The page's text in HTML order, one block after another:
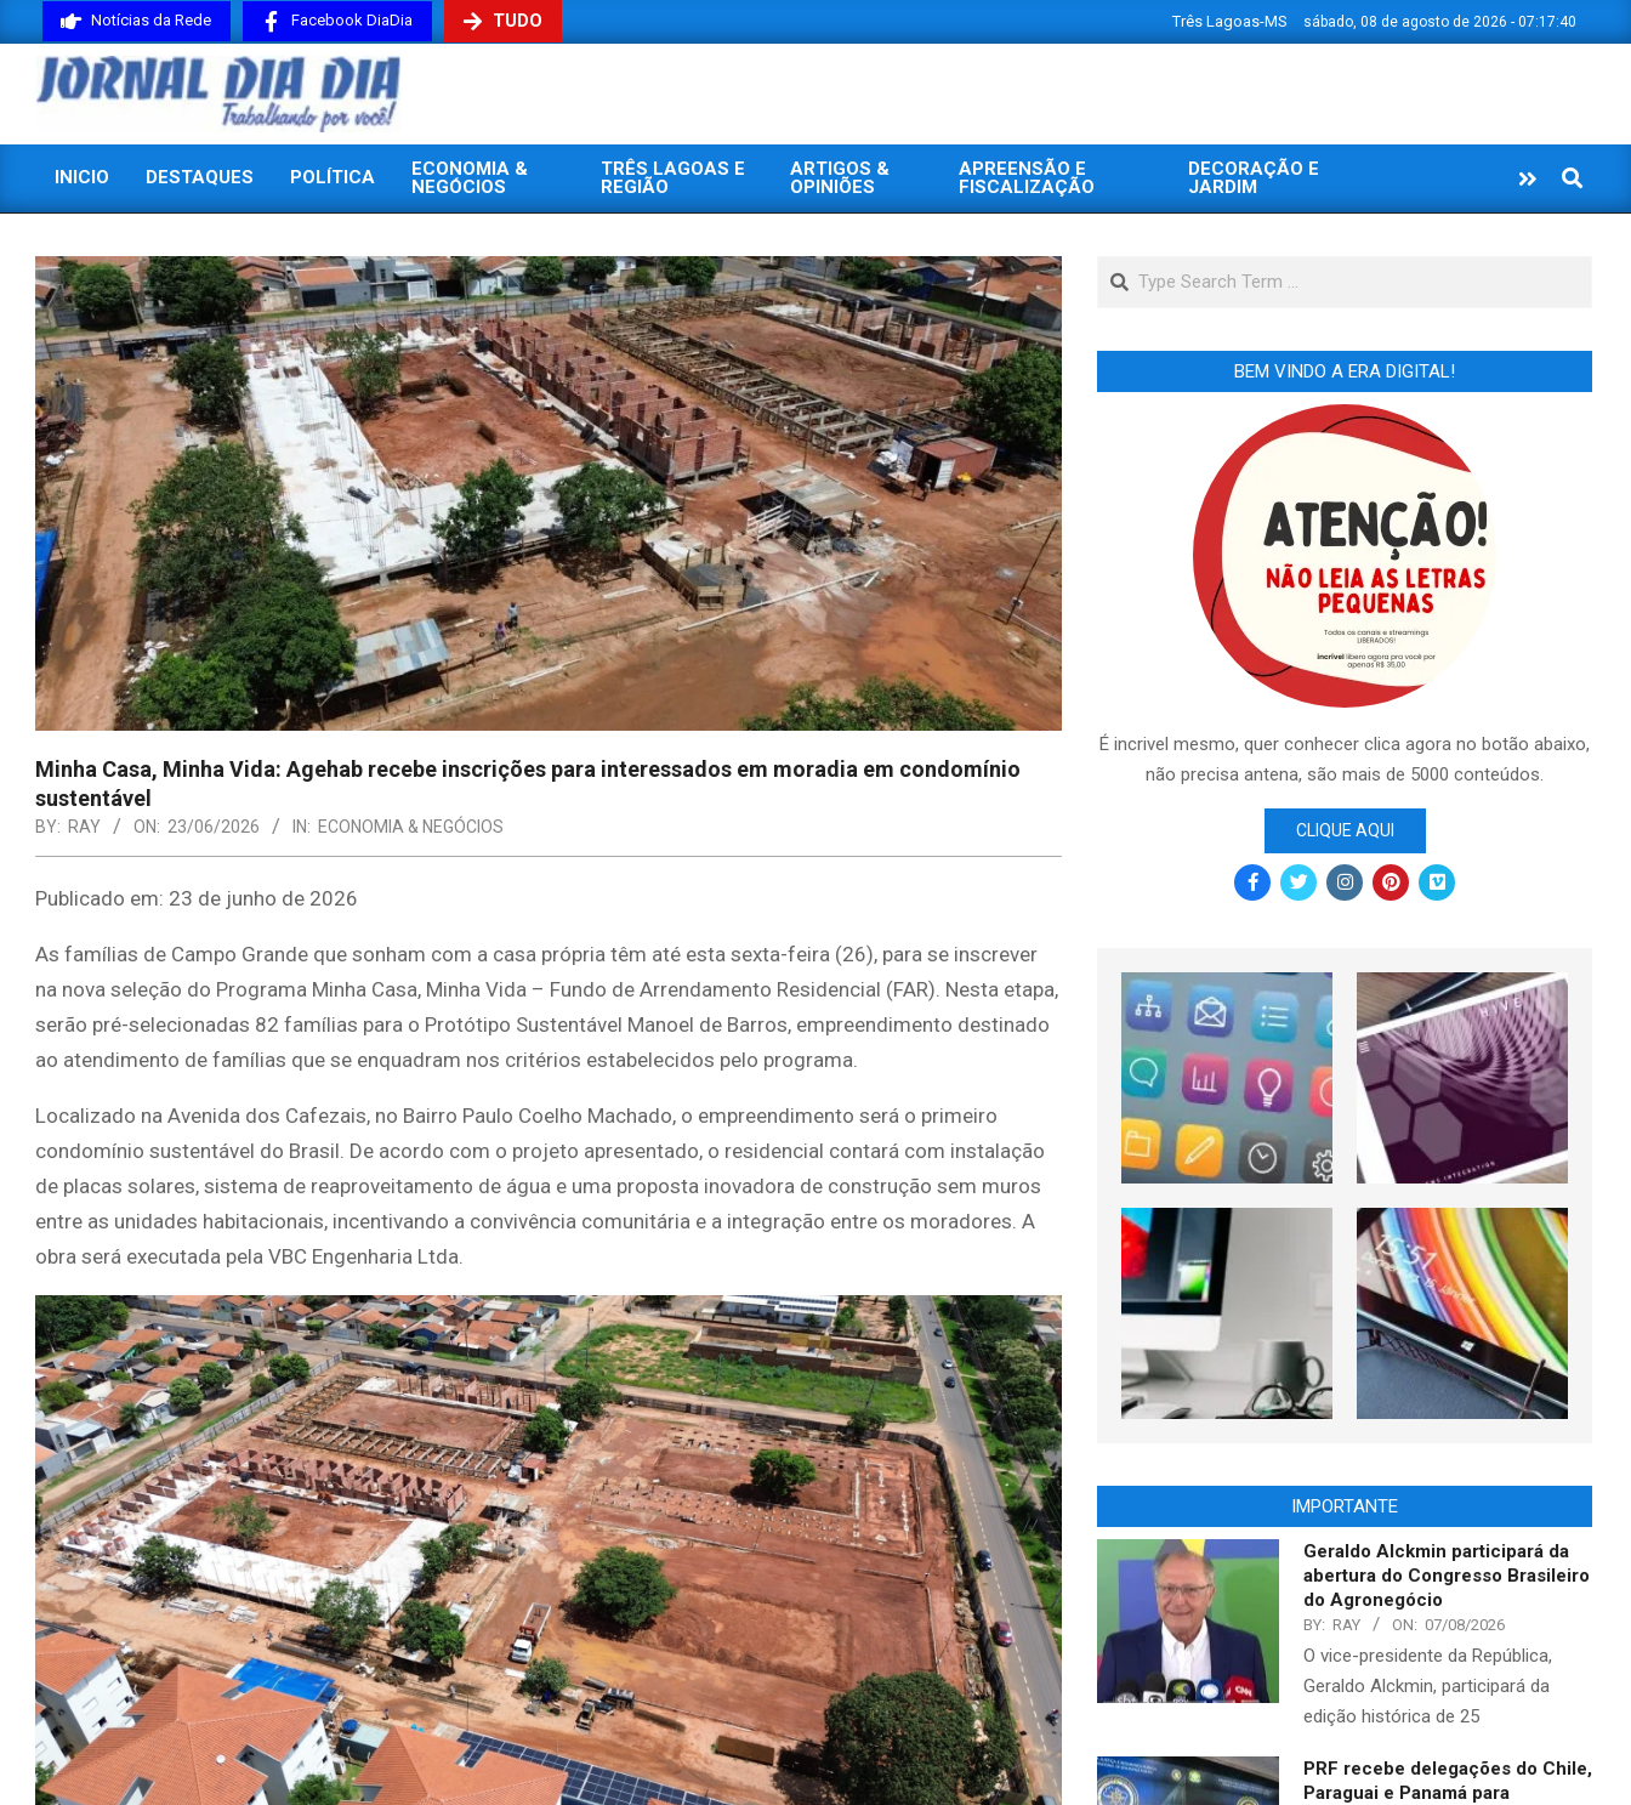
to
content
Notícias da Rede Facebook DiaDia TUDO Três Lagoas-MS sábado, 08 de agosto de 2026 - 07:17:41
JORNAL
DIADIA
Menu
INICIO DESTAQUES POLÍTICA
ECONOMIA &
NEGÓCIOS
TRÊS LAGOAS E
REGIÃO
ARTIGOS &
OPINIÕES
APREENSÃO E
FISCALIZAÇÃO
DECORAÇÃO E
JARDIM
Search
Minha Casa, Minha Vida: Agehab recebe inscrições para interessados em moradia em condomínio
sustentável
BY: RAY ON: 23/06/2026 IN: ECONOMIA & NEGÓCIOS
Publicado em: 23 de junho de 2026
As famílias de Campo Grande que sonham com a casa própria têm até esta sexta-feira (26), para se inscrever
na nova seleção do Programa Minha Casa, Minha Vida – Fundo de Arrendamento Residencial (FAR). Nesta etapa,
serão pré-selecionadas 82 famílias para o Protótipo Sustentável Manoel de Barros, empreendimento destinado
ao atendimento de famílias que se enquadram nos critérios estabelecidos pelo programa.
Localizado na Avenida dos Cafezais, no Bairro Paulo Coelho Machado, o empreendimento será o primeiro
condomínio sustentável do Brasil. De acordo com o projeto apresentado, o residencial contará com instalação
de placas solares, sistema de reaproveitamento de água e uma proposta inovadora de construção sem muros
entre as unidades habitacionais, incentivando a convivência comunitária e a integração entre os moradores. A
obra será executada pela VBC Engenharia Ltda.
Search
BEM VINDO A ERA DIGITAL!
É incrivel mesmo, quer conhecer clica agora no botão abaixo,
não precisa antena, são mais de 5000 conteúdos.
CLIQUE AQUI
IMPORTANTE
Geraldo Alckmin participará da
abertura do Congresso Brasileiro
do Agronegócio
BY: RAY ON: 07/08/2026
O vice-presidente da República,
Geraldo Alckmin, participará da
edição histórica de 25
PRF recebe delegações do Chile,
Paraguai e Panamá para